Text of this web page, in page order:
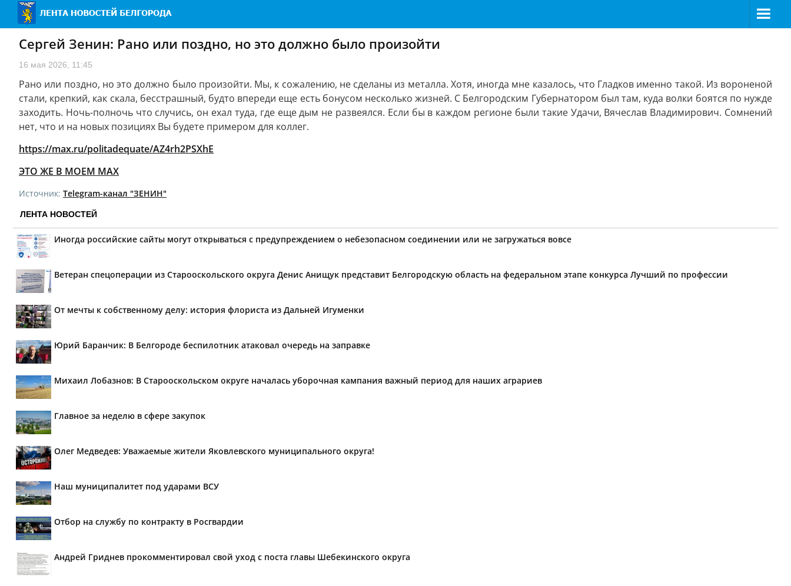
Сергей Зенин: Рано или поздно, но это должно было произойти
16 мая 2026, 11:45
Рано или поздно, но это должно было произойти. Мы, к сожалению, не сделаны из металла. Хотя, иногда мне казалось, что Гладков именно такой. Из вороненой
стали, крепкий, как скала, бесстрашный, будто впереди еще есть бонусом несколько жизней. С Белгородским Губернатором был там, куда волки боятся по нужде
заходить. Ночь-полночь что случись, он ехал туда, где еще дым не развеялся. Если бы в каждом регионе были такие Удачи, Вячеслав Владимирович. Сомнений
нет, что и на новых позициях Вы будете примером для коллег.
https://max.ru/politadequate/AZ4rh2PSXhE
ЭТО ЖЕ В МОЕМ MAX
Источник: Telegram-канал "ЗЕНИН"
ЛЕНТА НОВОСТЕЙ
Иногда российские сайты могут открываться с предупреждением о небезопасном соединении или не загружаться вовсе
Ветеран спецоперации из Старооскольского округа Денис Анищук представит Белгородскую область на федеральном этапе конкурса Лучший по профессии
От мечты к собственному делу: история флориста из Дальней Игуменки
Юрий Баранчик: В Белгороде беспилотник атаковал очередь на заправке
Михаил Лобазнов: В Старооскольском округе началась уборочная кампания важный период для наших аграриев
Главное за неделю в сфере закупок
Олег Медведев: Уважаемые жители Яковлевского муниципального округа!
Наш муниципалитет под ударами ВСУ
Отбор на службу по контракту в Росгвардии
Андрей Гриднев прокомментировал свой уход с поста главы Шебекинского округа